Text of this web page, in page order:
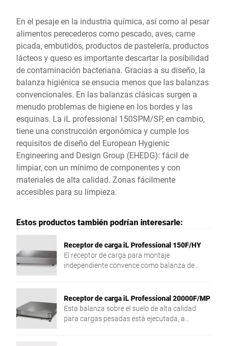
En el pesaje en la industria química, así como al pesar
alimentos perecederos como pescado, aves, carne
picada, embutidos, productos de pastelería, productos
lácteos y queso es importante descartar la posibilidad
de contaminación bacteriana. Gracias a su diseño, la
balanza higiénica se ensucia menos que las balanzas
convencionales. En las balanzas clásicas surgen a
menudo problemas de higiene en los bordes y las
esquinas. La iL professional 150SPM/SP, en cambio,
tiene una construcción ergonómica y cumple los
requisitos de diseño del European Hygienic
Engineering and Design Group (EHEDG): fácil de
limpiar, con un mínimo de componentes y con
materiales de alta calidad. Zonas fácilmente
accesibles para su limpieza.
Estos productos también podrían interesarle:
Receptor de carga iL Professional 150F/HY
El receptor de carga para montaje
independiente convence como balanza de
campo de pesaje y su construcción de altura
reducida.
Receptor de carga iL Professional 20000F/MP
Esta balanza sobre el suelo de alta calidad
para cargas pesadas está ejecutada, a